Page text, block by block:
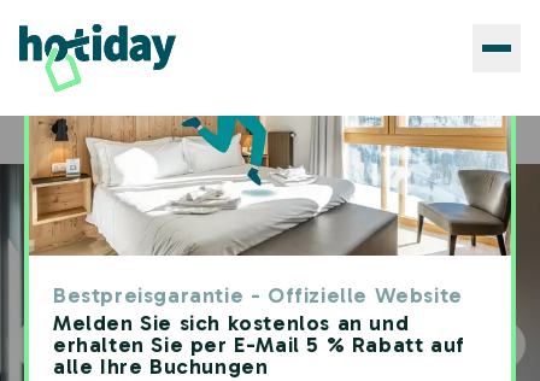
Bestpreisgarantie - Offizielle Website
Melden Sie sich kostenlos an und
erhalten Sie per E-Mail 5 % Rabatt auf
alle Ihre Buchungen
Home Hotels Hotiday Milano Navigli